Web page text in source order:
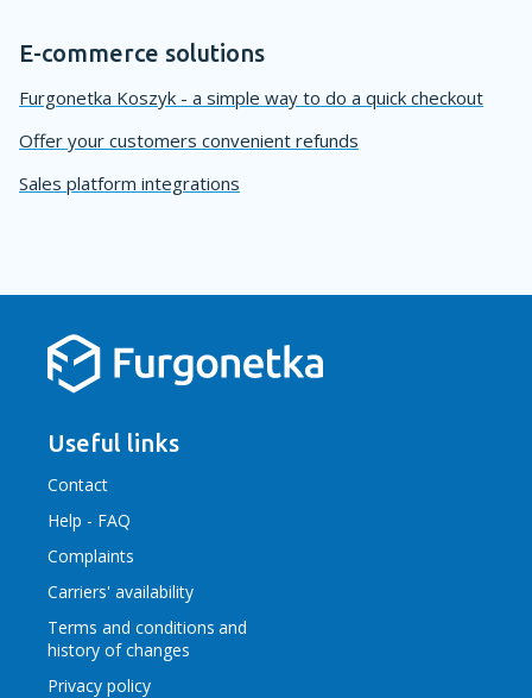
E-commerce solutions
Furgonetka Koszyk - a simple way to do a quick checkout
Offer your customers convenient refunds
Sales platform integrations
Useful links
Contact
Help - FAQ
Complaints
Carriers' availability
Terms and conditions and
history of changes
Privacy policy